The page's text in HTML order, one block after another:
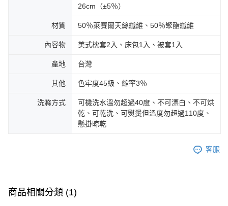
26cm（±5％）
材質 50％萊賽爾天絲纖維、50％聚酯纖維
內容物 美式枕套2入、床包1入、被套1入
產地 台灣
其他 色牢度45級、縮率3％
洗滌方式
可機洗水溫勿超過40度、不可漂白、不可烘
乾、可乾洗、可熨燙但溫度勿超過110度、
懸掛晾乾
客服
商品相關分類 (1)